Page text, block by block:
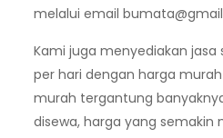
melalui email
Kami juga menyediakan
per hari dengan harga
murah tergantung
disewa, harga yang semakin